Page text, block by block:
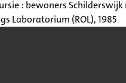
: bewoners
Laboratorium (ROL), 1985